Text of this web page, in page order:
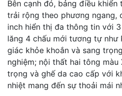
Bên cạnh đó, bảng điều
trải rộng theo phương ngang,
inch hiển thị đa thông tin với
lăng 4 chấu mới tương tự như
giác khỏe khoắn và sang
nghiệm; nội thất hai tông màu
trọng và ghế da cao cấp với
nhiệt mang đến sự thoải mái